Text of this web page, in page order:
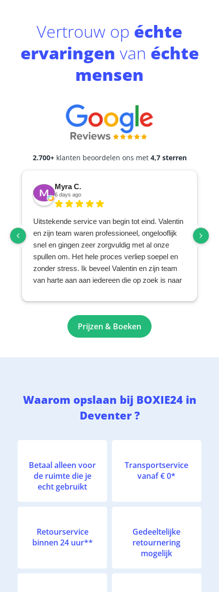
Vertrouw op échte
ervaringen van échte
mensen
2.700+klanten beoordelen ons met 4,7 sterren
Myra C.
6 days ago
Uitstekende service van begin tot eind. Valentin
en zijn team waren professioneel, ongelooflijk
snel en gingen zeer zorgvuldig met al onze
spullen om. Het hele proces verliep soepel en
zonder stress. Ik beveel Valentin en zijn team
van harte aan aan iedereen die op zoek is naar
opslagbedrijf.
Prijzen & Boeken
Waarom opslaan bij BOXIE24 in
Deventer ?
Betaal alleen voor
de ruimte die je
echt gebruikt
Transportservice
vanaf € 0*
Retourservice
binnen 24 uur**
Gedeeltelijke
retournering
mogelijk